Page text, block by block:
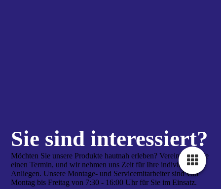
Sie sind interes­siert?
Möchten Sie unsere Produkte hautnah erleben? Vereinbaren Sie
einen Termin, und wir nehmen uns Zeit für Ihre individuellen
Anliegen. Unsere Montage- und Servicemitarbeiter sind von
Montag bis Freitag von 7:30 - 16:00 Uhr für Sie im Einsatz.